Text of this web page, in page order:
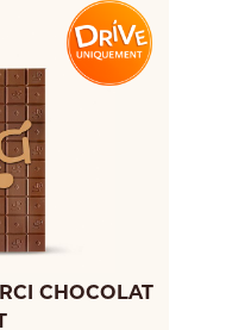
CHOCOLAT